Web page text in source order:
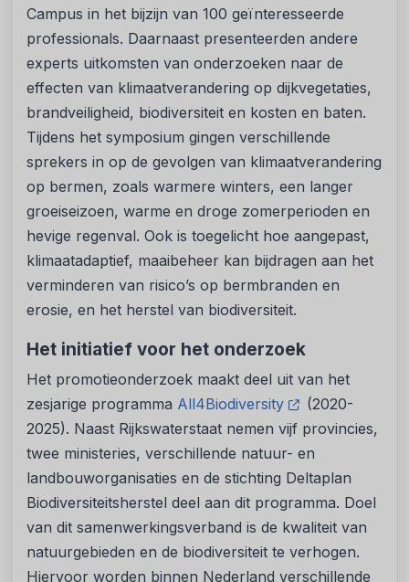
Campus in het bijzijn van 100 geïnteresseerde
professionals. Daarnaast presenteerden andere
experts uitkomsten van onderzoeken naar de
effecten van klimaatverandering op dijkvegetaties,
brandveiligheid, biodiversiteit en kosten en baten.
Tijdens het symposium gingen verschillende
sprekers in op de gevolgen van klimaatverandering
op bermen, zoals warmere winters, een langer
groeiseizoen, warme en droge zomerperioden en
hevige regenval. Ook is toegelicht hoe aangepast,
klimaatadaptief, maaibeheer kan bijdragen aan het
verminderen van risico’s op bermbranden en
erosie, en het herstel van biodiversiteit.
Het initiatief voor het onderzoek
Het promotieonderzoek maakt deel uit van het
zesjarige programma All4Biodiversity
(2020-
2025). Naast Rijkswaterstaat nemen vijf provincies,
twee ministeries, verschillende natuur- en
landbouworganisaties en de stichting Deltaplan
Biodiversiteitsherstel deel aan dit programma. Doel
van dit samenwerkingsverband is de kwaliteit van
natuurgebieden en de biodiversiteit te verhogen.
Hiervoor worden binnen Nederland verschillende